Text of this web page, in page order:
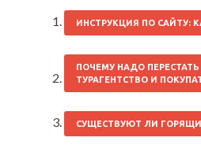
ИНСТРУКЦИЯ ПО САЙТУ:
ПОЧЕМУ НАДО
ТУРАГЕНТСТВО И
СУЩЕСТВУЮТ ЛИ